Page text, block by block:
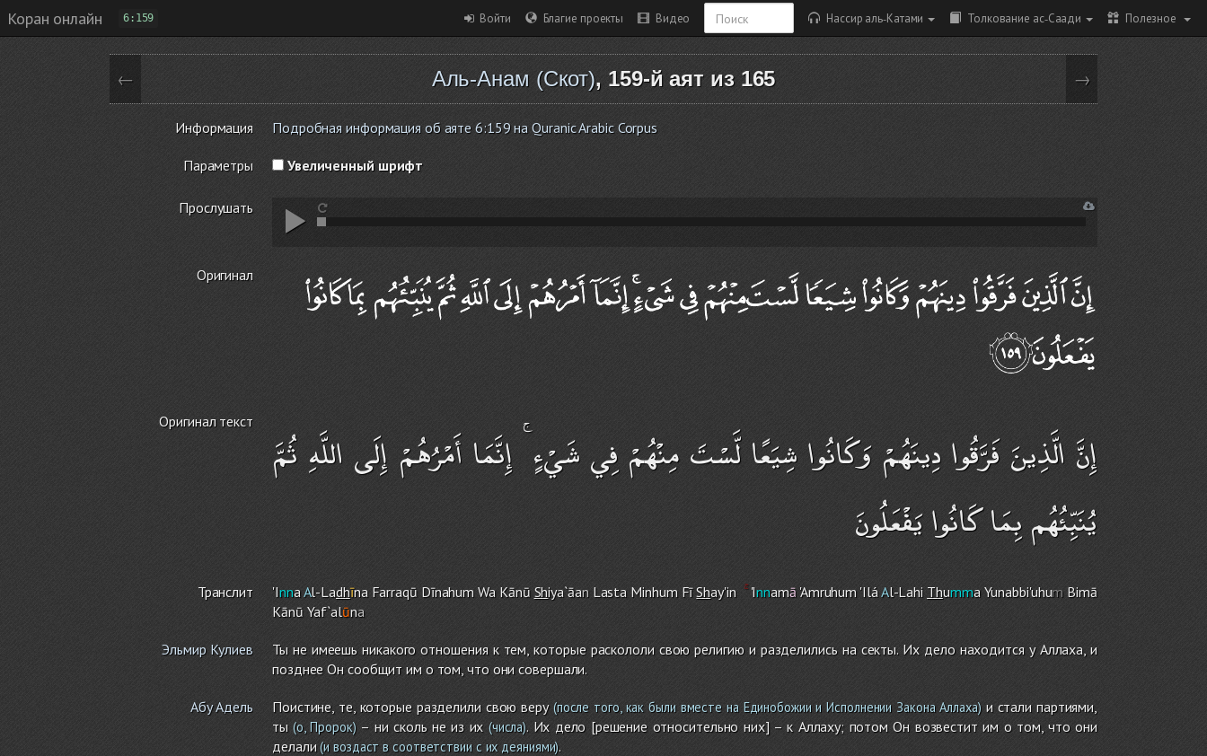
Коран онлайн 6:159 Войти Благие проекты Видео Нассир аль-Катами Толкование ас-Саади Полезное
← Аль-Анам (Скот), 159-й аят из 165 →
Информация Подробная информация об аяте 6:159 на Quranic Arabic Corpus
Параметры Увеличенный шрифт
Прослушать
Оригинал
Оригинал текст
إِنَّ الَّذِينَ فَرَّقُوا دِينَهُمْ وَكَانُوا شِيَعًا لَّسْتَ مِنْهُمْ فِي شَيْءٍ ۚ إِنَّمَا أَمْرُهُمْ إِلَى اللَّهِ ثُمَّ
يُنَبِّئُهُم بِمَا كَانُوا يَفْعَلُونَ
Транслит 'InnaAl-Ladhīna Farraqū Dīnahum Wa Kānū Shiya`āanLasta MinhumFīShay'in 'Innamā'Amruhum 'IláAl-Lahi Thumma Yunabbi'uhum Bimā
Kānū Yaf`alūna
Эльмир Кулиев
Ты не имеешь никакого отношения к тем, которые раскололи свою религию и разделились на секты. Их дело находится у Аллаха, и
позднее Он сообщит им о том, что они совершали.
Абу Адель Поистине, те, которые разделили свою веру(после того, как были вместе на Единобожии и Исполнении Закона Аллаха)и стали партиями,
ты(о, Пророк)– ни сколь не из их(числа). Их дело [решение относительно них] – к Аллаху; потом Он возвестит им о том, что они
делали(и воздаст в соответствии с их деяниями).